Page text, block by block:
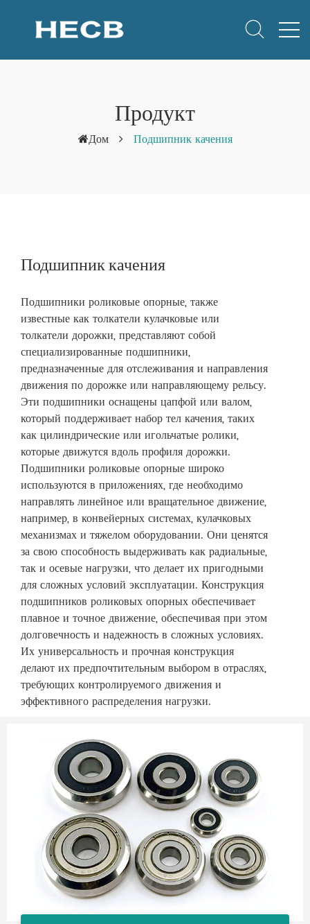
Продукт
Дом Подшипник качения
Подшипник качения
Подшипники роликовые опорные, также
известные как толкатели кулачковые или
толкатели дорожки, представляют собой
специализированные подшипники,
предназначенные для отслеживания и направления
движения по дорожке или направляющему рельсу.
Эти подшипники оснащены цапфой или валом,
который поддерживает набор тел качения, таких
как цилиндрические или игольчатые ролики,
которые движутся вдоль профиля дорожки.
Подшипники роликовые опорные широко
используются в приложениях, где необходимо
направлять линейное или вращательное движение,
например, в конвейерных системах, кулачковых
механизмах и тяжелом оборудовании. Они ценятся
за свою способность выдерживать как радиальные,
так и осевые нагрузки, что делает их пригодными
для сложных условий эксплуатации. Конструкция
подшипников роликовых опорных обеспечивает
плавное и точное движение, обеспечивая при этом
долговечность и надежность в сложных условиях.
Их универсальность и прочная конструкция
делают их предпочтительным выбором в отраслях,
требующих контролируемого движения и
эффективного распределения нагрузки.